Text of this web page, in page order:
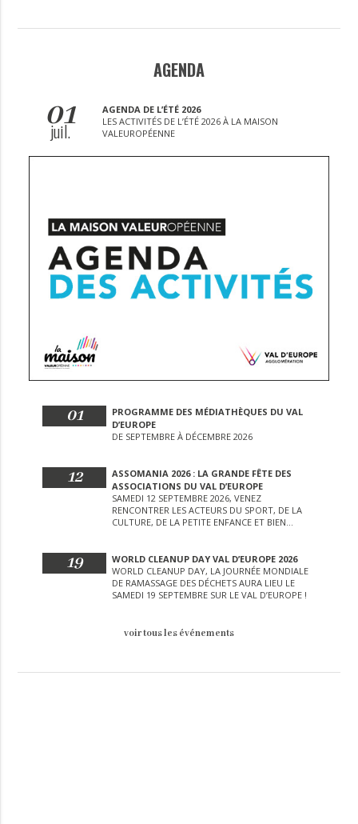
AGENDA
01
juil.
AGENDA DE L’ÉTÉ 2026
LES ACTIVITÉS DE L’ÉTÉ 2026 À LA MAISON
VALEUROPÉENNE
01
PROGRAMME DES MÉDIATHÈQUES DU VAL
D’EUROPE
DE SEPTEMBRE À DÉCEMBRE 2026
12
ASSOMANIA 2026 : LA GRANDE FÊTE DES
ASSOCIATIONS DU VAL D’EUROPE
SAMEDI 12 SEPTEMBRE 2026, VENEZ
RENCONTRER LES ACTEURS DU SPORT, DE LA
CULTURE, DE LA PETITE ENFANCE ET BIEN
19
WORLD CLEANUP DAY VAL D’EUROPE 2026
WORLD CLEANUP DAY, LA JOURNÉE MONDIALE
DE RAMASSAGE DES DÉCHETS AURA LIEU LE
SAMEDI 19 SEPTEMBRE SUR LE VAL D’EUROPE !
voir tous les événements